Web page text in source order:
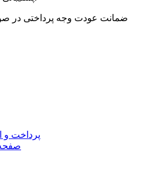
ضمانت عودت وجه پرداختی در
پرداخت و